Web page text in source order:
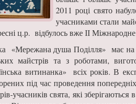
2011 році свято
учасниками стали
ц.р. відбулось вже ІІ
«Мережана душа Поділля» має на
майстрів та з роботами,
витинанка» всіх років. В
під час проведення
учасників свята, які